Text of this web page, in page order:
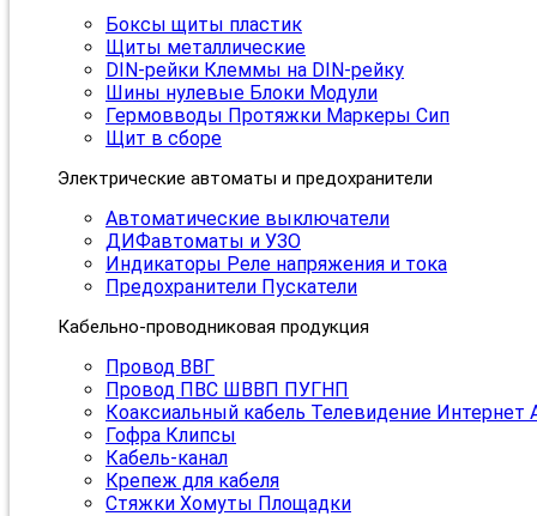
Боксы щиты пластик
Щиты металлические
DIN-рейки Клеммы на DIN-рейку
Шины нулевые Блоки Модули
Гермовводы Протяжки Маркеры Сип
Щит в сборе
Электрические автоматы и предохранители
Автоматические выключатели
ДИФавтоматы и УЗО
Индикаторы Реле напряжения и тока
Предохранители Пускатели
Кабельно-проводниковая продукция
Провод ВВГ
Провод ПВС ШВВП ПУГНП
Коаксиальный кабель Телевидение Интернет
Гофра Клипсы
Кабель-канал
Крепеж для кабеля
Стяжки Хомуты Площадки